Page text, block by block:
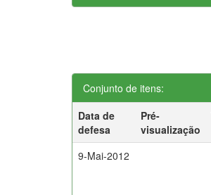
Conjunto de itens:
Data de
defesa
Pré-
visualização
9-Mai-2012